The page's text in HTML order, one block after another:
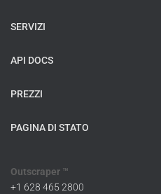
SERVIZI
API DOCS
PREZZI
PAGINA DI STATO
Outscraper ™
+1 628 465 2800